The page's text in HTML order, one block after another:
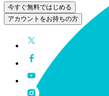
今すぐ無料ではじめる
アカウントをお持ちの方